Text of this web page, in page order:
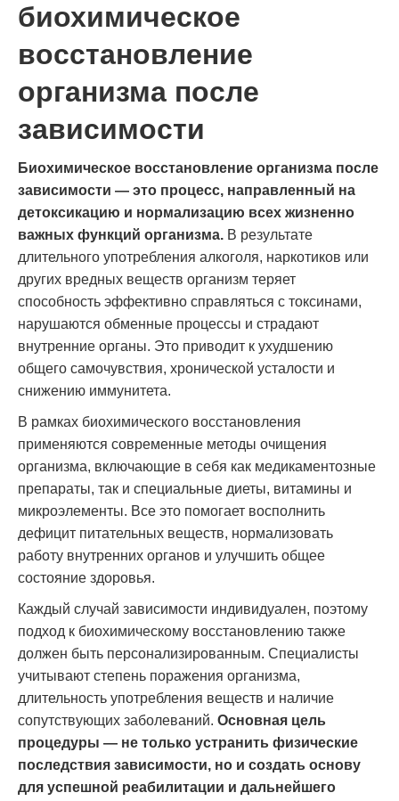
биохимическое
восстановление
организма после
зависимости
Биохимическое восстановление организма после
зависимости — это процесс, направленный на
детоксикацию и нормализацию всех жизненно
важных функций организма. В результате
длительного употребления алкоголя, наркотиков или
других вредных веществ организм теряет
способность эффективно справляться с токсинами,
нарушаются обменные процессы и страдают
внутренние органы. Это приводит к ухудшению
общего самочувствия, хронической усталости и
снижению иммунитета.
В рамках биохимического восстановления
применяются современные методы очищения
организма, включающие в себя как медикаментозные
препараты, так и специальные диеты, витамины и
микроэлементы. Все это помогает восполнить
дефицит питательных веществ, нормализовать
работу внутренних органов и улучшить общее
состояние здоровья.
Каждый случай зависимости индивидуален, поэтому
подход к биохимическому восстановлению также
должен быть персонализированным. Специалисты
учитывают степень поражения организма,
длительность употребления веществ и наличие
сопутствующих заболеваний. Основная цель
процедуры — не только устранить физические
последствия зависимости, но и создать основу
для успешной реабилитации и дальнейшего